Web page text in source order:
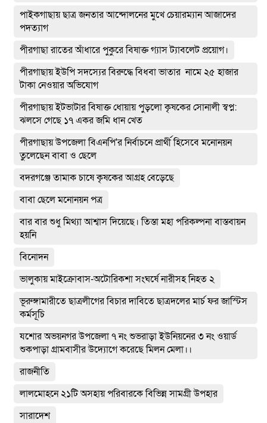
পাইকগাছায় ছাত্র জনতার আন্দোলনের মুখে চেয়ারম্যান আজাদের
পদত্যাগ
পীরগাছা রাতের আঁধারে পুকুরে বিষাক্ত গ্যাস ট্যাবলেট প্রয়োগ।
পীরগাছায় ইউপি সদস্যের বিরুদ্ধে বিধবা ভাতার নামে ২৫ হাজার
টাকা নেওয়ার অভিযোগ
পীরগাছায় ইটভাটার বিষাক্ত ধোয়ায় পুড়লো কৃষকের সোনালী স্বপ্ন:
ঝলসে গেছে ১৭ একর জমি ধান খেত
পীরগাছায় উপজেলা বিএনপি'র নির্বাচনে প্রার্থী হিসেবে মনোনয়ন
তুলেছেন বাবা ও ছেলে
বদরগঞ্জে তামাক চাষে কৃষকের আগ্রহ বেড়েছে
বাবা ছেলে মনোনয়ন পত্র
বার বার শুধু মিথ্যা আশ্বাস দিয়েছে। তিস্তা মহা পরিকল্পনা বাস্তবায়ন
হয়নি
বিনোদন
ভালুকায় মাইক্রোবাস-অটোরিকশা সংঘর্ষে নারীসহ নিহত ২
ভূরুঙ্গামারীতে ছাত্রলীগের বিচার দাবিতে ছাত্রদলের মার্চ ফর জাস্টিস
কর্মসূচি
যশোর অভয়নগর উপজেলা ৭ নং শুভরাড়া ইউনিয়নের ৩ নং ওয়ার্ড
শুকপাড়া গ্রামবাসীর উদ্যোগে করেছে মিলন মেলা।।
রাজনীতি
লালমোহনে ২১টি অসহায় পরিবারকে বিভিন্ন সামগ্রী উপহার
সারাদেশ